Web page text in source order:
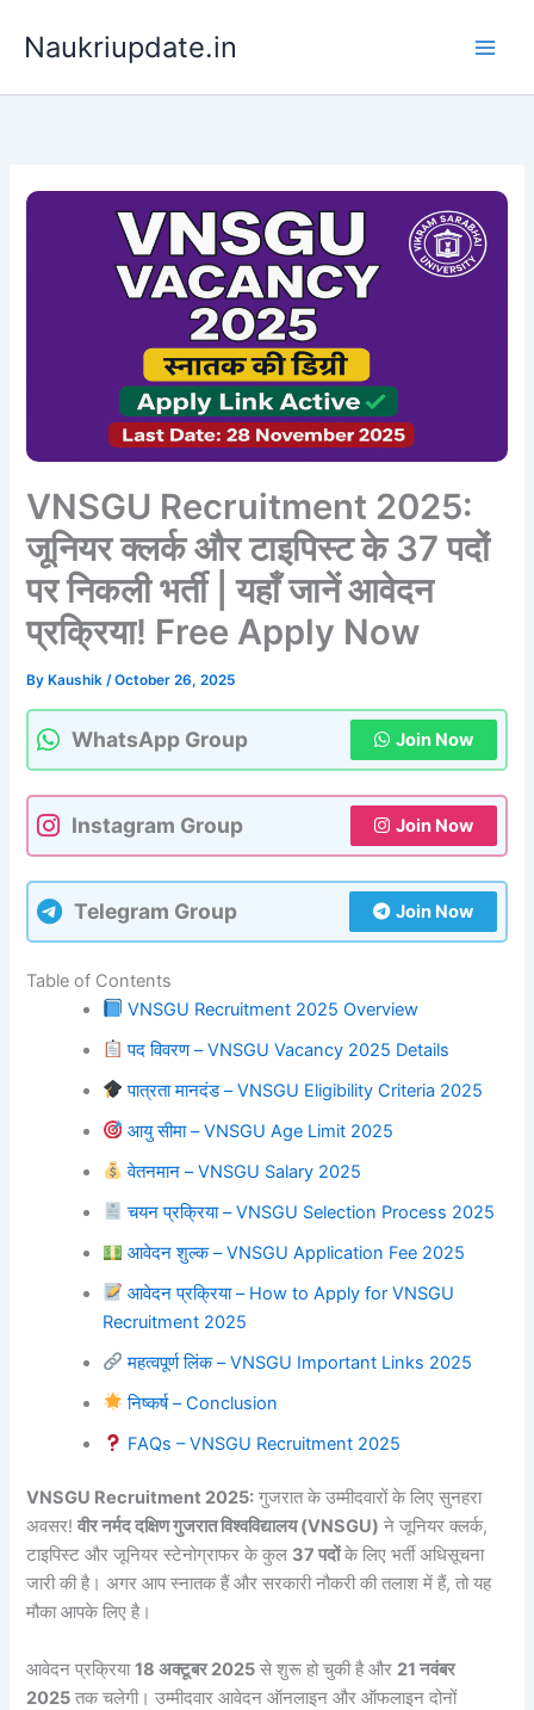
Naukriupdate.in
VNSGU Recruitment 2025:
जूनियर क्लर्क और टाइपिस्ट के 37 पदों
पर निकली भर्ती | यहाँ जानें आवेदन
प्रक्रिया! Free Apply Now
By Kaushik/October 26, 2025
WhatsApp Group Join Now
Instagram Group Join Now
Telegram Group Join Now
Table of Contents
VNSGU Recruitment 2025 Overview
पद विवरण – VNSGU Vacancy 2025 Details
पात्रता मानदंड – VNSGU Eligibility Criteria 2025
आयु सीमा – VNSGU Age Limit 2025
वेतनमान – VNSGU Salary 2025
चयन प्रक्रिया – VNSGU Selection Process 2025
आवेदन शुल्क – VNSGU Application Fee 2025
आवेदन प्रक्रिया – How to Apply for VNSGU
Recruitment 2025
महत्वपूर्ण लिंक – VNSGU Important Links 2025
निष्कर्ष – Conclusion
FAQs – VNSGU Recruitment 2025
VNSGU Recruitment 2025: गुजरात के उम्मीदवारों के लिए सुनहरा
अवसर!वीर नर्मद दक्षिण गुजरात विश्वविद्यालय (VNSGU) ने जूनियर क्लर्क,
टाइपिस्ट और जूनियर स्टेनोग्राफर के कुल 37 पदोंके लिए भर्ती अधिसूचना
जारी की है। अगर आप स्नातक हैं और सरकारी नौकरी की तलाश में हैं, तो यह
मौका आपके लिए है।
आवेदन प्रक्रिया18 अक्टूबर 2025 से शुरू हो चुकी है और 21 नवंबर
2025 तक चलेगी। उम्मीदवार आवेदन ऑनलाइन और ऑफलाइन दोनों